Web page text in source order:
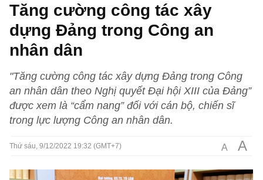
Tăng cường công tác xây
dựng Đảng trong Công an
nhân dân
"Tăng cường công tác xây dựng Đảng trong Công
an nhân dân theo Nghị quyết Đại hội XIII của Đảng”
được xem là “cẩm nang” đối với cán bộ, chiến sĩ
trong lực lượng Công an nhân dân.
Thứ sáu, 9/12/2022 19:32 (GMT+7) A A